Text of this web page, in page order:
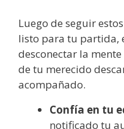
Luego de seguir
listo para tu partida,
desconectar la
de tu merecido
acompañado.
Confía en tu
notificado tu